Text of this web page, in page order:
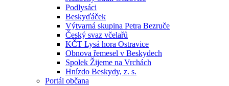
Podlysáci
Beskyďáček
Výtvarná skupina Petra Bezruče
Český svaz včelařů
KČT Lysá hora Ostravice
Obnova řemesel v Beskydech
Spolek Žijeme na Vrchách
Hnízdo Beskydy, z. s.
Portál občana